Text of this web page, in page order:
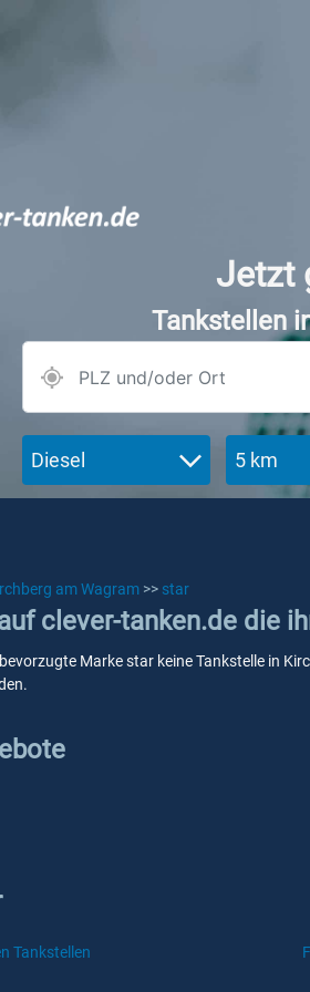
Jetzt
Tankstellen
Diesel 5 km
am Wagram >> star
clever-tanken.de die
Marke star keine Tankstelle in
Tankstellen